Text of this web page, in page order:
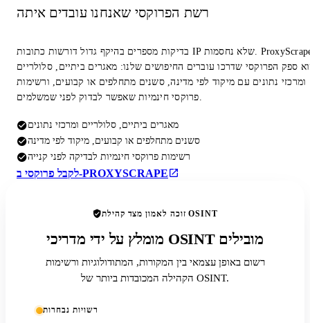
רשת הפרוקסי שאנחנו עובדים איתה
בדיקות מספרים בהיקף גדול דורשות כתובות IP שלא נחסמות. ProxyScrape
ספק הפרוקסי שדרכו עוברים החיפושים שלנו: מאגרים ביתיים, סלולריים
ומרכזי נתונים עם מיקוד לפי מדינה, סשנים מתחלפים או קבועים, ורשימות
פרוקסי חינמיות שאפשר לבדוק לפני שמשלמים.
מאגרים ביתיים, סלולריים ומרכזי נתונים
סשנים מתחלפים או קבועים, מיקוד לפי מדינה
רשימות פרוקסי חינמיות לבדיקה לפני קנייה
לקבל פרוקסי ב-PROXYSCRAPE
זוכה לאמון מצד קהילת OSINT
מומלץ על ידי מדריכי OSINT מובילים
רשום באופן עצמאי בין המקורות, המתודולוגיות ורשימות
הקהילה המכובדות ביותר של OSINT.
רשויות נבחרות